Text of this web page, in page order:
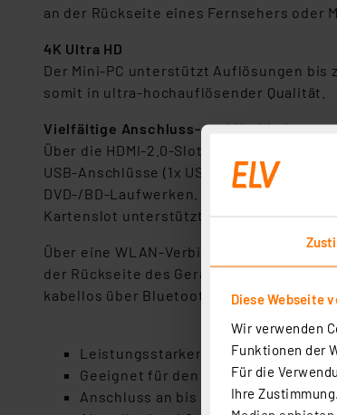
Diese Webseite
Wir verwenden
Funktionen der
Für die
Ihre
an der Rückseite eines Fernsehers oder
4K Ultra HD
Der Mini-PC unterstützt Auflösungen bis
somit in ultra-hochauflösender Qualität.
Vielfältige Anschluss- und
Über die HDMI-2.0-Slots und den USB-
USB-Anschlüsse (1x USB-C 3.2, 2x USB
DVD-/BD-Laufwerken. Eine verschraubte
Kartenslot unterstützt außerdem Karten
Über eine WLAN-Verbindung (Dualband
der Rückseite des Geräts für eine stabile
kabellos über Bluetooth (v5.2)
Leistungsstarker Windows-Mini-PC
Geeignet für den Einsatz als Büro-
Anschluss an bis zu drei 4K-